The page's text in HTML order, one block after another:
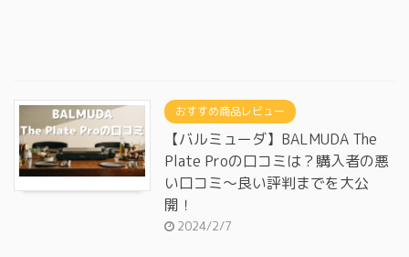
おすすめ商品レビュー
【バルミューダ】BALMUDA The
Plate Proの口コミは？購入者の悪
い口コミ～良い評判までを大公
開！
2024/2/7